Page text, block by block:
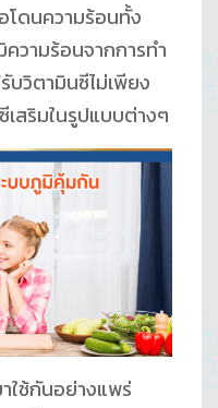
โดนความร้อนทั้ง
วามร้อนจากการทำ
บวิตามินซีไม่เพียง
สริมในรูปแบบต่างๆ
ใช้กันอย่างแพร่